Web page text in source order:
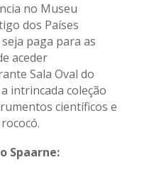
no Museu
dos Países
paga para as
aceder
Sala Oval do
intrincada coleção
científicos e
Spaarne: